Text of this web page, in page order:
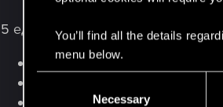
You’ll find all the details
menu below.
Necessary
5 единиц оружия ближнего боя:
«Нейротоксичный нож» (+
«Коготь» (топор)